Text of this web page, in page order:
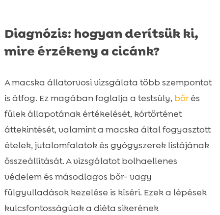
Diagnózis: hogyan derítsük ki,
mire érzékeny a cicánk?
A macska állatorvosi vizsgálata több szempontot
is átfog. Ez magában foglalja a testsúly, bőrés
fülek állapotának értékelését, kórtörténet
áttekintését, valamint a macska által fogyasztott
ételek, jutalomfalatok és gyógyszerek listájának
összeállítását. A vizsgálatot bolhaellenes
védelem és másodlagos bőr- vagy
fülgyulladások kezelése is kíséri. Ezek a lépések
kulcsfontosságúak a diéta sikerének